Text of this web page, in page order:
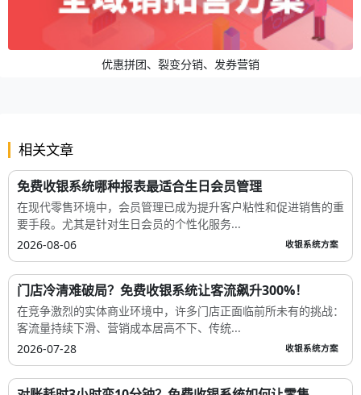
优惠拼团、裂变分销、发券营销
相关文章
免费收银系统哪种报表最适合生日会员管理
在现代零售环境中，会员管理已成为提升客户粘性和促进销售的重
要手段。尤其是针对生日会员的个性化服务...
2026-08-06
收银系统方案
门店冷清难破局？免费收银系统让客流飙升300%！
在竞争激烈的实体商业环境中，许多门店正面临前所未有的挑战：
客流量持续下滑、营销成本居高不下、传统...
2026-07-28
收银系统方案